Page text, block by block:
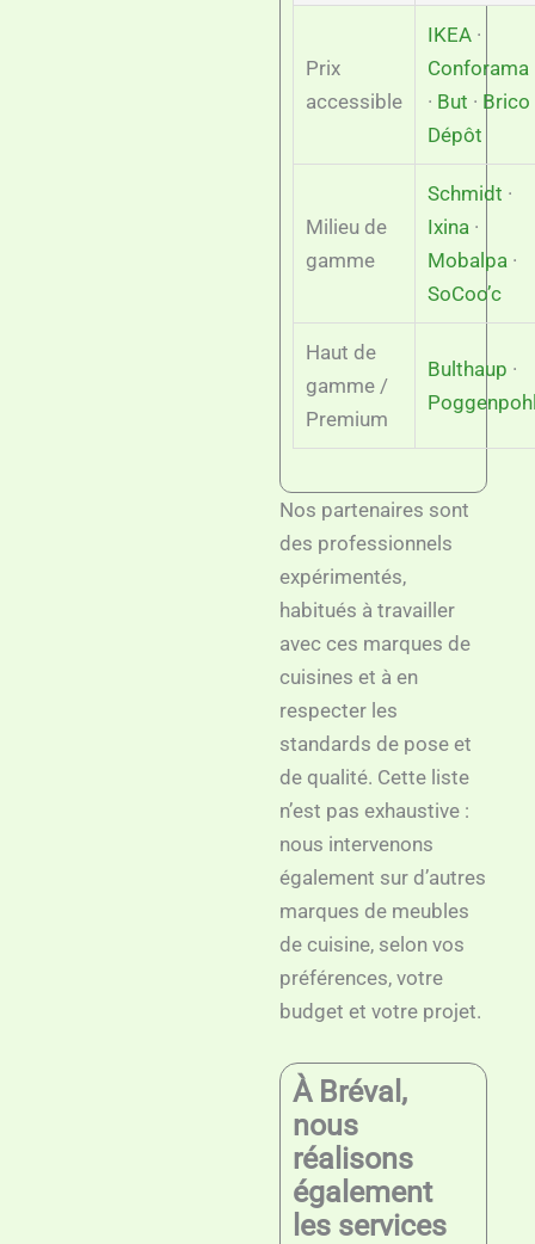
Prix
accessible
IKEA ·
Conforama
· But · Brico
Dépôt
Milieu de
gamme
Schmidt ·
Ixina ·
Mobalpa ·
SoCoo’c
Haut de
gamme /
Premium
Bulthaup ·
Nos partenaires sont
des professionnels
expérimentés,
habitués à travailler
avec ces marques de
cuisines et à en
respecter les
standards de pose et
de qualité. Cette liste
n’est pas exhaustive :
nous intervenons
également sur d’autres
marques de meubles
de cuisine, selon vos
préférences, votre
budget et votre projet.
À Bréval,
nous
réalisons
également
les services